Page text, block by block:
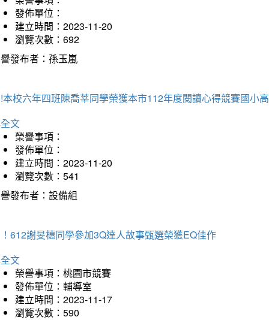
發佈單位：
建立時間：2023-11-20
瀏覽次數：692
發布者：孫玉嵐
本校六年四班陳喬莘同學榮獲本市112年度閱讀心得競賽國小
文
榮譽事項：
發佈單位：
建立時間：2023-11-20
瀏覽次數：541
發布者：設備組
612謝旻橞同學參加3Q達人故事甄選榮獲EQ佳作
文
榮譽事項：桃園市競賽
發佈單位：輔導室
建立時間：2023-11-17
瀏覽次數：590